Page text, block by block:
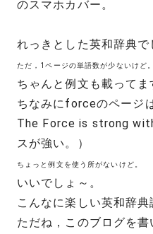
のスマホカバー。
れっきとした英和辞典で
ただ，1ページの単語数が少ないけど。
ちゃんと例文も載ってま
ちなみにforceのページ
The Force is strong
スが強い。）
ちょっと例文を使う所がないけど。
いいでしょ～。
こんなに楽しい英和辞典
ただね，このブログを書